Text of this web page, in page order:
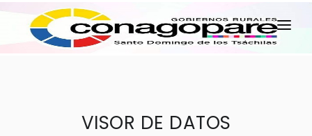
INSTITUCIÓNVISOR DE DATOS